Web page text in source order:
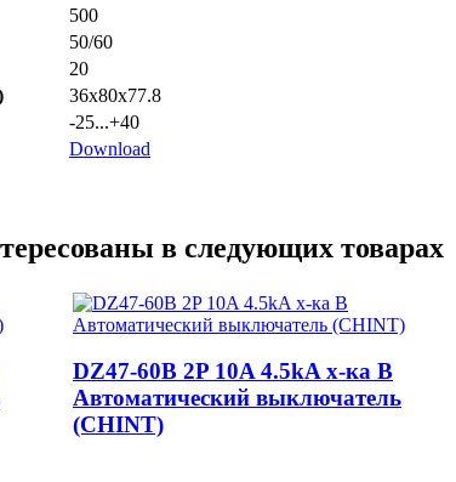
500
50/60
20
36х80х77.8
-25...+40
Download
в следующих товарах
DZ47-60B 2P 10A 4.5kA х-ка B
Автоматический выключатель
(CHINT)